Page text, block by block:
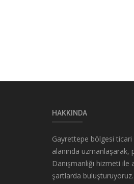
HAKKINDA
Gayrettepe bölgesi
alanında
Danışmanlığı hizmeti ile
şartlarda buluşturuyoruz.